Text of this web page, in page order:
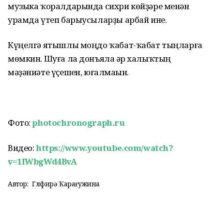
музыка ҡоралдарында сихри көйҙәре менән
урамда үтеп барыусыларҙы арбай ине.
Күңелгә ятышлы моңдо ҡабат-ҡабат тыңларға
мөмкин. Шуға ла донъяла һәр халыҡтың
мәҙәниәте үҫешһен, юғалмаһын.
Фото:photochronograph.ru
Видео:https://www.youtube.com/watch?
v=1IWbgWd4BvA
Автор: Гөлфирә Ҡарағужина